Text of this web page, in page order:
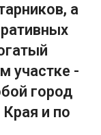
а
участке -
город
и по